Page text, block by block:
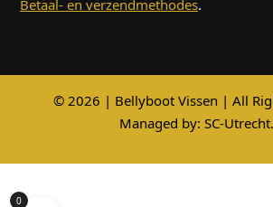
Betaal- en verzendmethodes.
© 2026 | Bellyboot Vissen | All
Managed by: SC-
0